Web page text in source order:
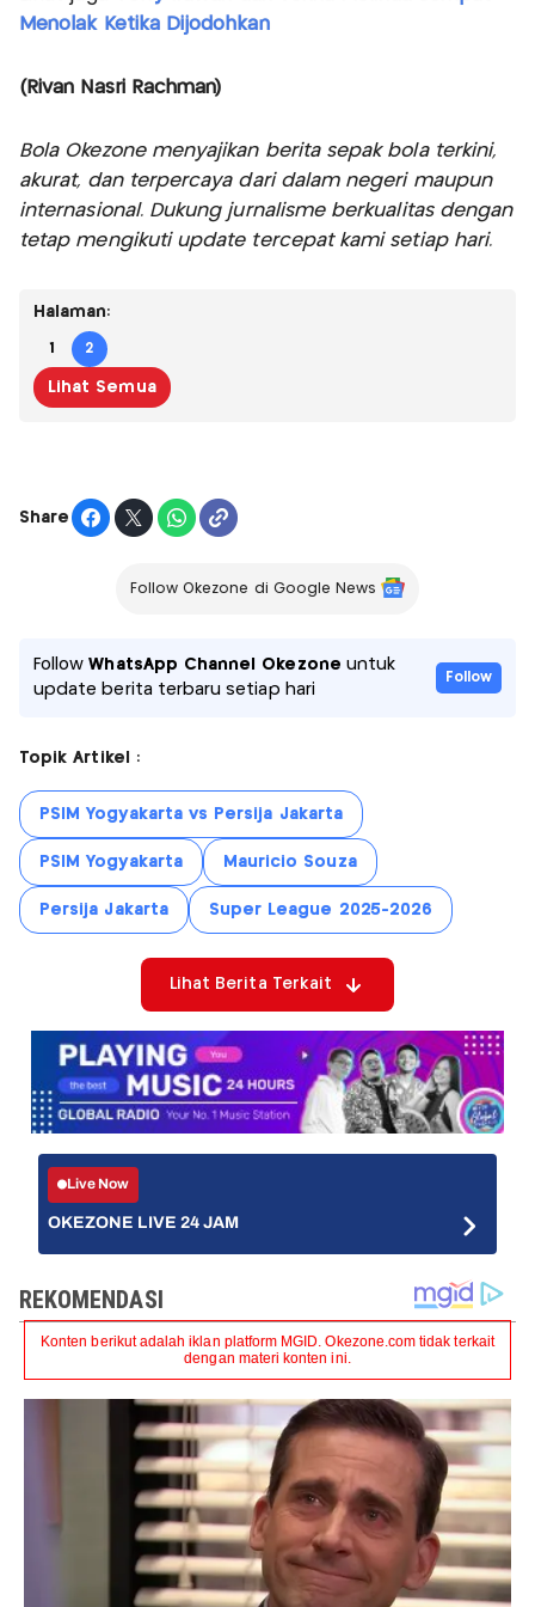
Menolak Ketika Dijodohkan
(Rivan Nasri Rachman)
Bola Okezone menyajikan berita sepak bola terkini,
akurat, dan terpercaya dari dalam negeri maupun
internasional. Dukung jurnalisme berkualitas dengan
tetap mengikuti update tercepat kami setiap hari.
Halaman:
1 2
Lihat Semua
Share
Follow Okezone di Google News
FollowWhatsApp Channel Okezone untuk
update berita terbaru setiap hari
Follow
Topik Artikel :
PSIM Yogyakarta vs Persija Jakarta
PSIM Yogyakarta Mauricio Souza
Persija Jakarta Super League 2025-2026
Lihat Berita Terkait
Live Now
OKEZONE LIVE 24 JAM